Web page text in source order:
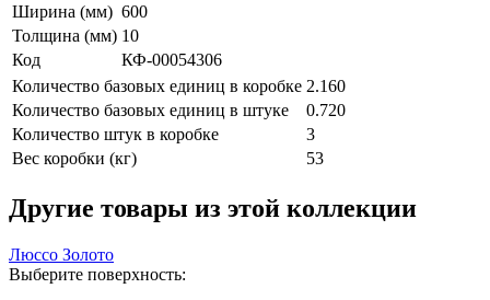
Ширина (мм) 600
Толщина (мм) 10
Код
КФ-00054306
Количество базовых единиц в коробке 2.160
Количество базовых единиц в штуке
0.720
Количество штук в коробке
3
Вес коробки (кг)
53
Другие товары из этой коллекции
Люссо Золото
Выберите поверхность: